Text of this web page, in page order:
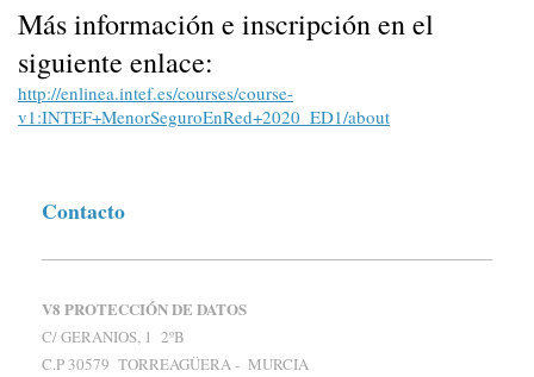
Más información e inscripción en el
siguiente enlace:
http://enlinea.intef.es/courses/course-
v1:INTEF+MenorSeguroEnRed+2020_ED1/about
Contacto
V8 PROTECCIÓN DE DATOS
C/ GERANIOS, 1 2ºB
C.P 30579 TORREAGÜERA - MURCIA